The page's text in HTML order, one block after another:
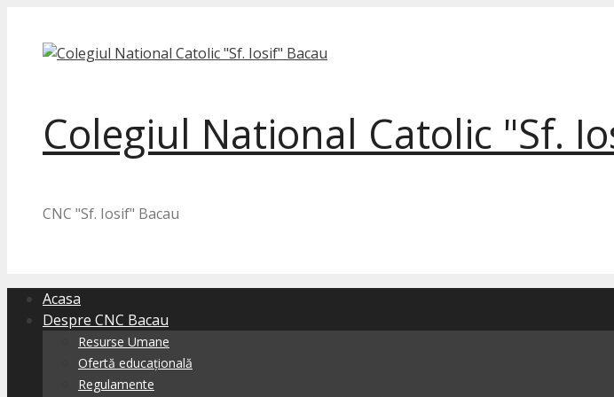
content
Colegiul National Catolic "Sf.
CNC "Sf. Iosif" Bacau
Acasa
Despre CNC Bacau
Resurse Umane
Ofertă educațională
Regulamente